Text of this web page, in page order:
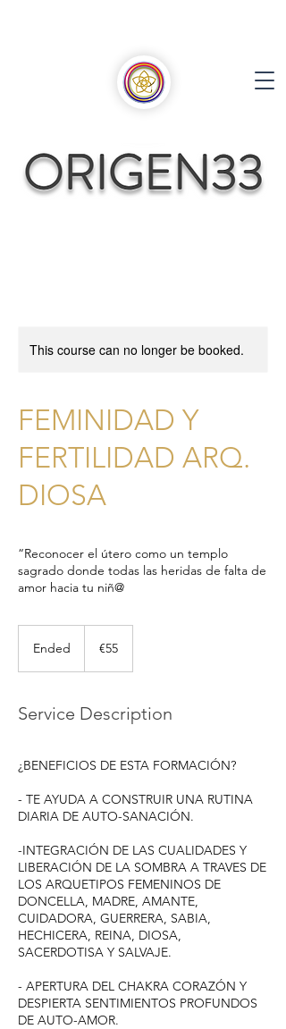
This course can no longer be booked.
FEMINIDAD Y
FERTILIDAD ARQ.
DIOSA
​“Reconocer el útero como un templo
sagrado donde todas las heridas de falta de
amor hacia tu niñ@
Ended
d
€55
Service Description
¿BENEFICIOS DE ESTA FORMACIÓN?
- TE AYUDA A CONSTRUIR UNA RUTINA
DIARIA DE AUTO-SANACIÓN.
-INTEGRACIÓN DE LAS CUALIDADES Y
LIBERACIÓN DE LA SOMBRA A TRAVES DE
LOS ARQUETIPOS FEMENINOS DE
DONCELLA, MADRE, AMANTE,
CUIDADORA, GUERRERA, SABIA,
HECHICERA, REINA, DIOSA,
SACERDOTISA Y SALVAJE.
- APERTURA DEL CHAKRA CORAZÓN Y
DESPIERTA SENTIMIENTOS PROFUNDOS
DE AUTO-AMOR.